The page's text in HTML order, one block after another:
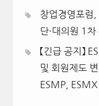
창업경영포럼
단·대의원 1차
【긴급 공지】
및 회원제도
ESMP,